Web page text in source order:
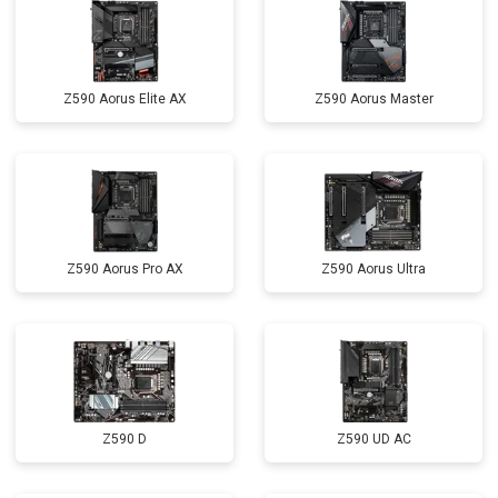
Z590 Aorus Elite AX Z590 Aorus Master
Z590 Aorus Pro AX Z590 Aorus Ultra
Z590 D Z590 UD AC